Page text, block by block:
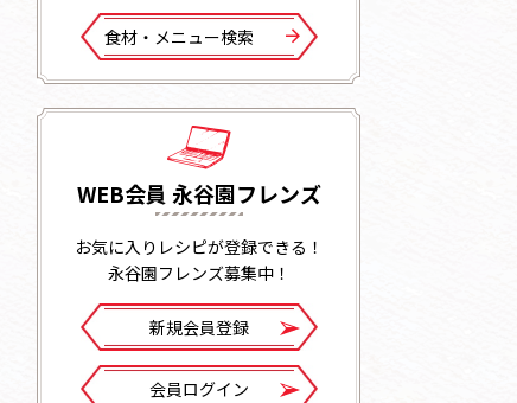
⾷材・メニュー検索
WEB会員 永谷園フレンズ
お気に入りレシピが登録できる！
永谷園フレンズ募集中！
新規会員登録
会員ログイン